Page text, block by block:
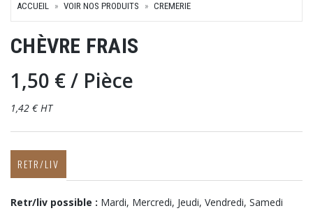
ACCUEIL VOIR NOS PRODUITS CREMERIE
CHÈVRE FRAIS
1,50 €/ Pièce
1,42 € HT
RETR/LIV
Retr/liv possible : Mardi, Mercredi, Jeudi, Vendredi, Samedi